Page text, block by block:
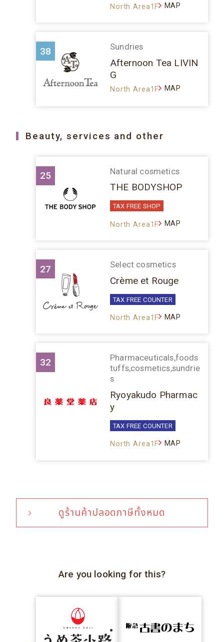
North Area1F MAP
38 Sundries
Afternoon Tea LIVIN
G
North Area1F MAP
Beauty, services and other
25 Natural cosmetics
THE BODYSHOP
TAX FREE SHOP
North Area1F MAP
27 Select cosmetics
Crème et Rouge
TAX FREE COUNTER
North Area1F MAP
32
Pharmaceuticals,foods
tuffs,cosmetics,sundrie
s
Ryoyakudo Pharmac
y
TAX FREE COUNTER
North Area1F MAP
ดูร้านค้าปลอดภาษีทั้งหมด
Are you looking for this?